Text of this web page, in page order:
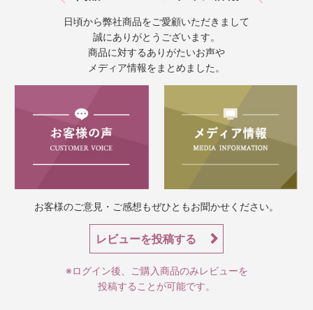
日頃から弊社商品をご愛顧いただきまして
誠にありがとうございます。
商品に対するありがたいお声や
メディア情報をまとめました。
お客様のご意見・ご感想もぜひともお聞かせください。
レビューを投稿する
※ログイン後、ご購入商品のみレビューを
投稿することが可能です。